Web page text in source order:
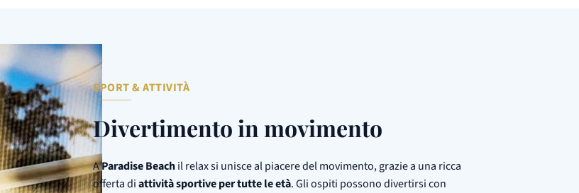
SPORT & ATTIVITÀ
Divertimento in movimento
AParadise Beachil relax si unisce al piacere del movimento, grazie a una ricca
offerta diattività sportive per tutte le età. Gli ospiti possono divertirsi con